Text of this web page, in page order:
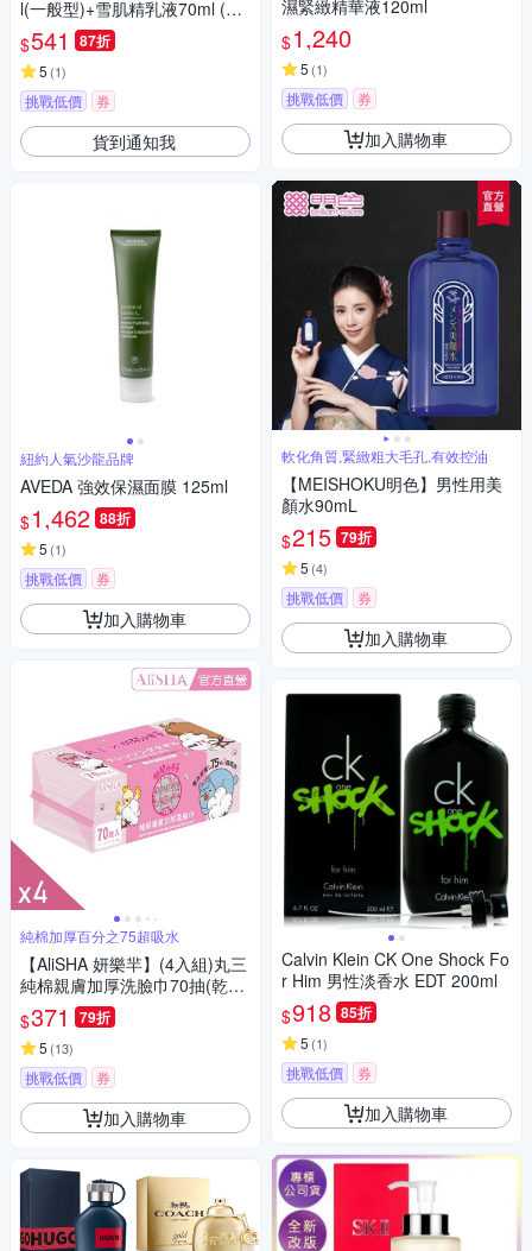
l(一般型)+雪肌精乳液70ml (極
潤型)(正統公司貨)
$541 87折
5 (1)
挑戰低價 券
貨到通知我
紐約人氣沙龍品牌
AVEDA 強效保濕面膜 125ml
$1,462 88折
5 (1)
挑戰低價 券
加入購物車
純棉加厚百分之75超吸水
【AliSHA 妍樂羋】(4入組)丸三
純棉親膚加厚洗臉巾70抽(乾濕
兩用)(純棉加厚)
$371 79折
5 (13)
挑戰低價 券
加入購物車
濕緊緻精華液120ml
$1,240
5 (1)
挑戰低價 券
加入購物車
軟化角質,緊緻粗大毛孔,有效控油
【MEISHOKU明色】男性用美
顏水90mL
$215 79折
5 (4)
挑戰低價 券
加入購物車
Calvin Klein CK One Shock Fo
r Him 男性淡香水 EDT 200ml
$918 85折
5 (1)
挑戰低價 券
加入購物車